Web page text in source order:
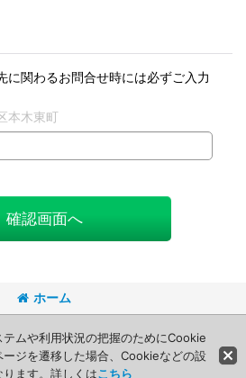
に関わるお問合せ時には必ずご入力
本木東町
確認画面へ
ホーム
ムや利用状況の把握のためにCookie
ジを遷移した場合、Cookieなどの設
ます。詳しくはこちら